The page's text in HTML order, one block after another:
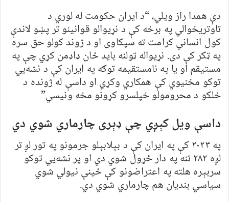
دې همدا راز ویلي، “د ایران حکومت له لوري د
تاوتریخوالي په برخه کې د نړیوالو قوانینو تر پښو لاندې
کول انساني کرامت ته سپکاوی او د ژوند کولو حق سره
په ټکر کې دی. نړیواله ټولنه باید ځان ډاډمن کړي چې په
مستیقم او یا په نامستقیمه توګه په ایران کې د نشه‌يي
توکو مخنیوي کې همکاري وکړي او داسې له ژونده د
خلکو د محرومولو خپلسرو کړونو مخه ونیسي”
داسې ویل کېږي چې ډېری چارماري شوي دي
په ۲۰۲۳ کې په ایران کې د بېلابېلو جرمونو په تور لږ تر
لږه ۲۸۲ تنه په دار ځړول شوي دي او پر نشه‌يي توکو
سربېره هلته په اعتراضونو کې ځينې نیولي شوي
سیاسي بندیان هم چارماري شوي‌ دي.